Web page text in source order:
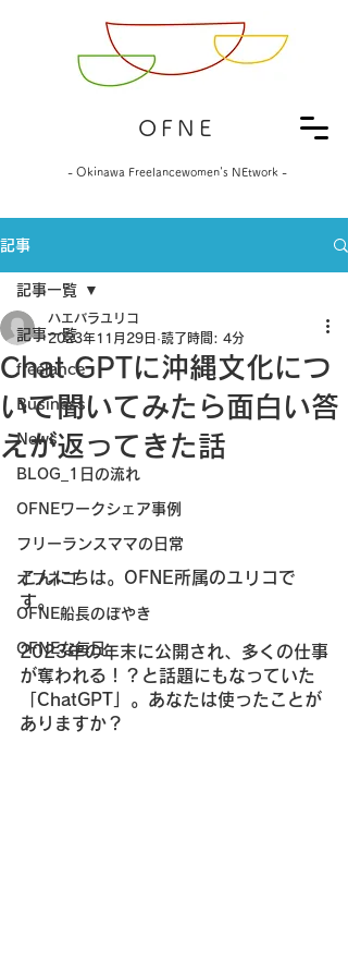
OFNE
- Okinawa Freelancewomen's NEtwork -
記事
記事一覧
freelance
Business
News
BLOG_1日の流れ
OFNEワークシェア事例
フリーランスママの日常
オフネコ
OFNE船長のぼやき
OFNEな毎日
記事一覧
Chat GPTに沖縄文化につ
いて聞いてみたら面白い答
えが返ってきた話
ハエバラユリコ
2023年11月29日 読了時間: 4分
こんにちは。OFNE所属のユリコで
す。
2023年の年末に公開され、多くの仕事
が奪われる！？と話題にもなっていた
「ChatGPT」。あなたは使ったことが
ありますか？